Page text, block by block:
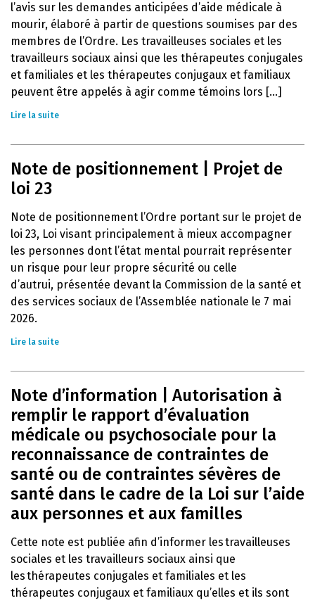
l’avis sur les demandes anticipées d’aide médicale à
mourir, élaboré à partir de questions soumises par des
membres de l’Ordre. Les travailleuses sociales et les
travailleurs sociaux ainsi que les thérapeutes conjugales
et familiales et les thérapeutes conjugaux et familiaux
peuvent être appelés à agir comme témoins lors [...]
Lire la suite
Note de positionnement | Projet de
loi 23
Note de positionnement l’Ordre portant sur le projet de
loi 23, Loi visant principalement à mieux accompagner
les personnes dont l’état mental pourrait représenter
un risque pour leur propre sécurité ou celle
d’autrui, présentée devant la Commission de la santé et
des services sociaux de l’Assemblée nationale le 7 mai
2026.
Lire la suite
Note d’information | Autorisation à
remplir le rapport d’évaluation
médicale ou psychosociale pour la
reconnaissance de contraintes de
santé ou de contraintes sévères de
santé dans le cadre de la Loi sur l’aide
aux personnes et aux familles
Cette note est publiée afin d’informer les travailleuses
sociales et les travailleurs sociaux ainsi que
les thérapeutes conjugales et familiales et les
thérapeutes conjugaux et familiaux qu’elles et ils sont